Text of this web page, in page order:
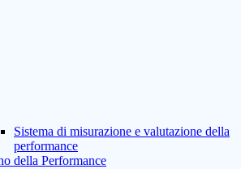
Sistema di misurazione e valutazione della
performance
della Performance